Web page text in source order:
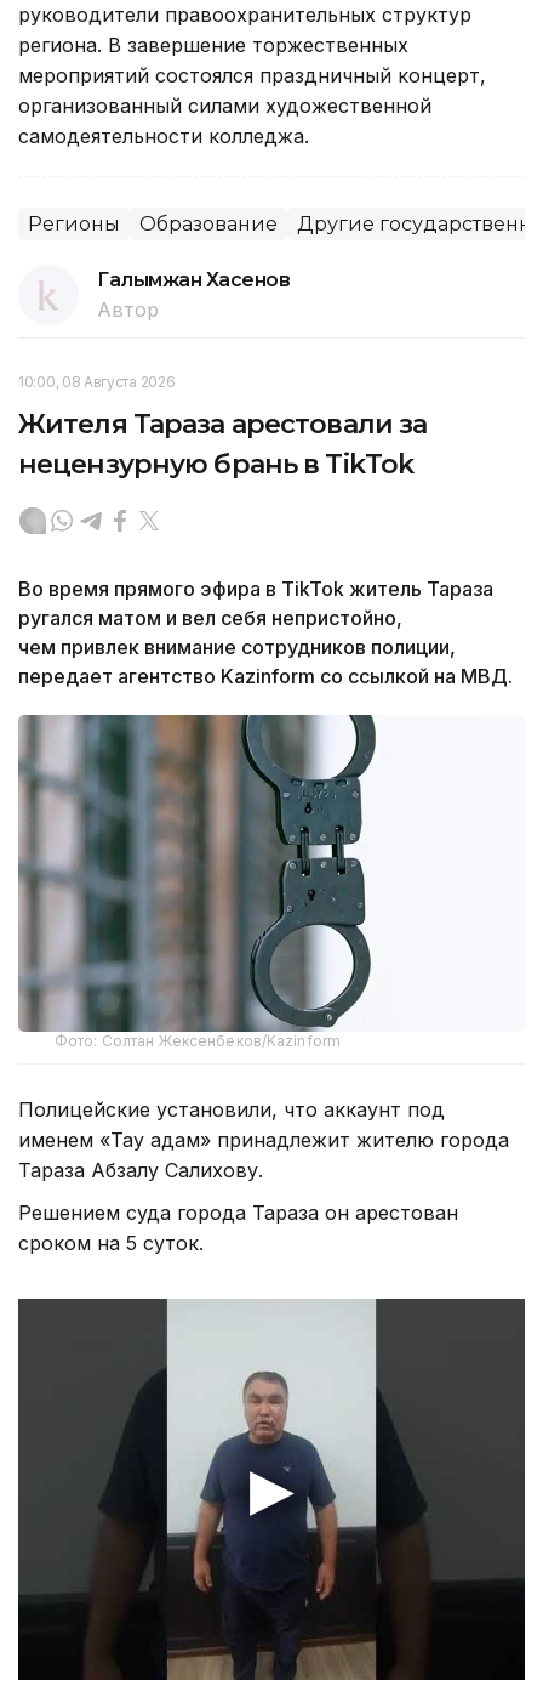
руководители правоохранительных структур
региона. В завершение торжественных
мероприятий состоялся праздничный концерт,
организованный силами художественной
самодеятельности колледжа.
Регионы Образование Другие
Галымжан Хасенов
Автор
10:00, 08 Августа 2026
Жителя Тараза арестовали за
нецензурную брань в TikTok
Во время прямого эфира в TikTok житель Тараза
ругался матом и вел себя непристойно,
чем привлек внимание сотрудников полиции,
передает агентство Kazinform со ссылкой на МВД.
Фото: Солтан Жексенбеков/Kazinform
Полицейские установили, что аккаунт под
именем «Тау адам» принадлежит жителю города
Тараза Абзалу Салихову.
Решением суда города Тараза он арестован
сроком на 5 суток.